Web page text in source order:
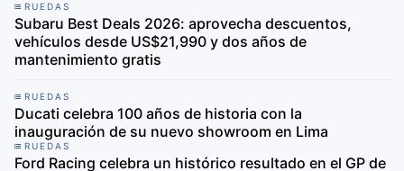
RUEDAS
Subaru Best Deals 2026: aprovecha descuentos,
vehículos desde US$21,990 y dos años de
mantenimiento gratis
RUEDAS
Ducati celebra 100 años de historia con la
inauguración de su nuevo showroom en Lima
RUEDAS
Ford Racing celebra un histórico resultado en el GP de